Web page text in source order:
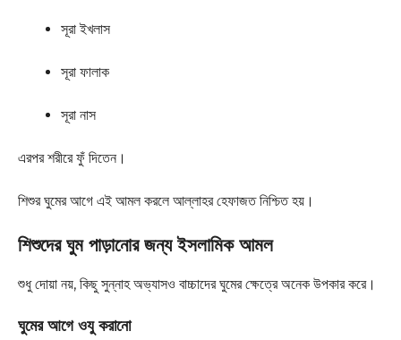
সূরা ইখলাস
সূরা ফালাক
সূরা নাস
এরপর শরীরে ফুঁ দিতেন।
শিশুর ঘুমের আগে এই আমল করলে আল্লাহর হেফাজত নিশ্চিত হয়।
শিশুদের ঘুম পাড়ানোর জন্য ইসলামিক আমল
শুধু দোয়া নয়, কিছু সুন্নাহ অভ্যাসও বাচ্চাদের ঘুমের ক্ষেত্রে অনেক উপকার করে।
ঘুমের আগে ওযু করানো